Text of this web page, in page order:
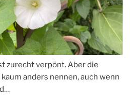
zurecht verpönt. Aber die
anders nennen, auch wenn